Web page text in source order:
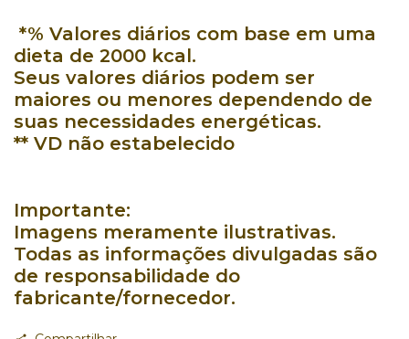
*% Valores diários com base em uma
dieta de 2000 kcal.
Seus valores diários podem ser
maiores ou menores dependendo de
suas necessidades energéticas.
** VD não estabelecido
Importante:
Imagens meramente ilustrativas.
Todas as informações divulgadas são
de responsabilidade do
fabricante/fornecedor.